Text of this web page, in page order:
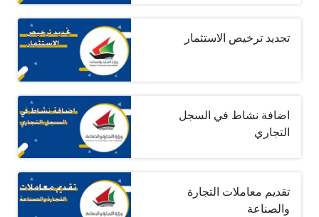
تجديد ترخيص الاستثمار
اضافة نشاط في السجل
التجاري
تقديم معاملات التجارة
والصناعة